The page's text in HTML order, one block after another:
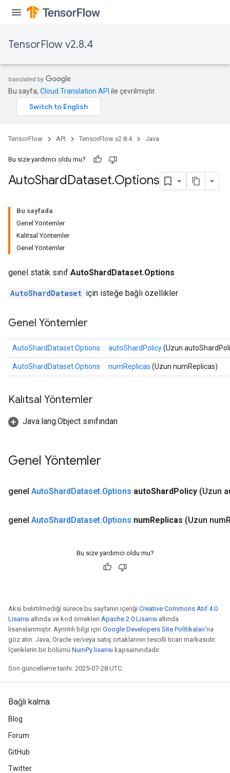
TensorFlow v2.8.4
Bu sayfa, Cloud Translation API ile çevrilmiştir.
TensorFlow API TensorFlow v2.8.4 Java
Bu size yardımcı oldu mu?
AutoShardDataset.Options
Bu sayfada
Genel Yöntemler
Kalıtsal Yöntemler
Genel Yöntemler
genel statik sınıf AutoShardDataset.Options
AutoShardDataset için isteğe bağlı özellikler
Genel Yöntemler
AutoShardDataset.Options autoShardPolicy(Uzun
AutoShardDataset.Options numReplicas (Uzun numReplicas)
Kalıtsal Yöntemler
Java.lang.Object sınıfından
Genel Yöntemler
genel AutoShardDataset.Options autoShardPolicy (Uzun
genel AutoShardDataset.Options numReplicas (Uzun num
Bu size yardımcı oldu mu?
Aksi belirtilmediği sürece bu sayfanın içeriği Creative Commons Atıf 4.0
Lisansı altında ve kod örnekleri Apache 2.0 Lisansı altında
lisanslanmıştır. Ayrıntılı bilgi için Google Developers Site Politikaları'na
göz atın. Java, Oracle ve/veya satış ortaklarının tescilli ticari markasıdır.
İçeriklerin bir bölümü NumPy lisansı kapsamındadır.
Son güncelleme tarihi: 2025-07-28 UTC.
Bağlı kalma
Blog
Forum
GitHub
Twitter